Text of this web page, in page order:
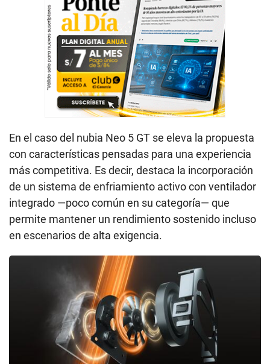
En el caso del nubia Neo 5 GT se eleva la propuesta
con características pensadas para una experiencia
más competitiva. Es decir, destaca la incorporación
de un sistema de enfriamiento activo con ventilador
integrado —poco común en su categoría— que
permite mantener un rendimiento sostenido incluso
en escenarios de alta exigencia.